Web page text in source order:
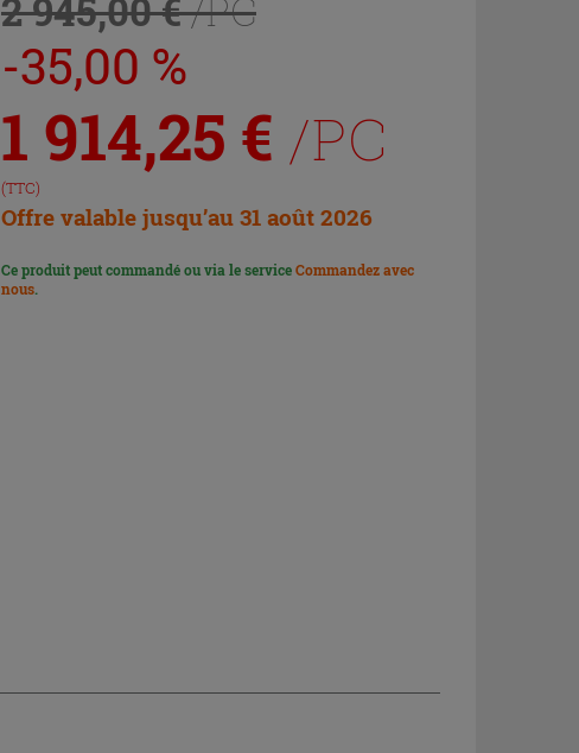
2 945,00 €/PC
-35,00 %
1 914,25 € /PC
(TTC)
Offre valable jusqu’au 31 août 2026
Ce produit peut commandé ou via le serviceCommandez avec
nous.